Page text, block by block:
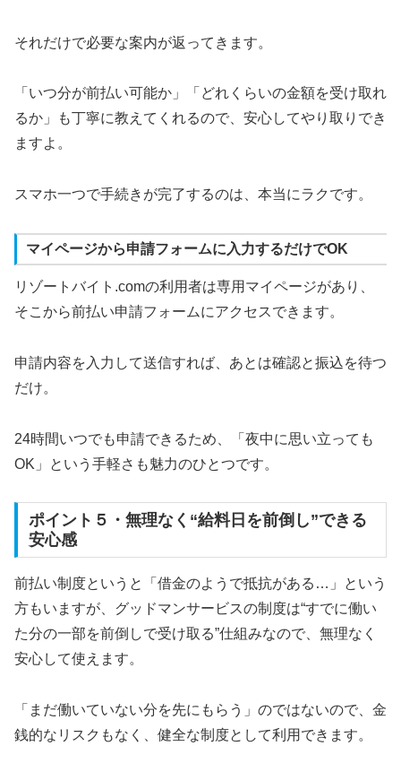
それだけで必要な案内が返ってきます。
「いつ分が前払い可能か」「どれくらいの金額を受け取れ
るか」も丁寧に教えてくれるので、安心してやり取りでき
ますよ。
スマホ一つで手続きが完了するのは、本当にラクです。
マイページから申請フォームに入力するだけでOK
リゾートバイト.comの利用者は専用マイページがあり、
そこから前払い申請フォームにアクセスできます。
申請内容を入力して送信すれば、あとは確認と振込を待つ
だけ。
24時間いつでも申請できるため、「夜中に思い立っても
OK」という手軽さも魅力のひとつです。
ポイント５・無理なく“給料日を前倒し”できる
安心感
前払い制度というと「借金のようで抵抗がある…」という
方もいますが、グッドマンサービスの制度は“すでに働い
た分の一部を前倒しで受け取る”仕組みなので、無理なく
安心して使えます。
「まだ働いていない分を先にもらう」のではないので、金
銭的なリスクもなく、健全な制度として利用できます。